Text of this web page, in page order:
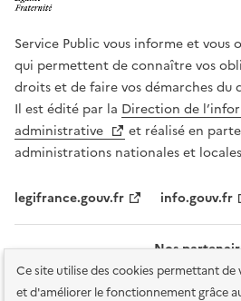
Ce site utilise des cookies permettant de
et d'améliorer le fonctionnement grâce
Service Public vous informe et vous
qui permettent de connaître vos
droits et de faire vos démarches du
Il est édité par la Direction de
administrative
et réalisé en
administrations nationales et
legifrance.gouv.fr info.gouv.fr
Nos